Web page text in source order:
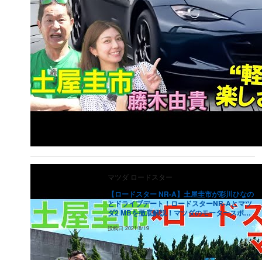
マツダ ロードスター
【ロードスター NR-A】土屋圭市が彩川ひなの
とドライブデート！ロードスターNR-Aとマツ
ダ2 MBを徹底解説！マツダのモータースポー
ツを支えるベース車両をご紹介！【モータース
ポーツ応援企画】
投稿日2021/8/19